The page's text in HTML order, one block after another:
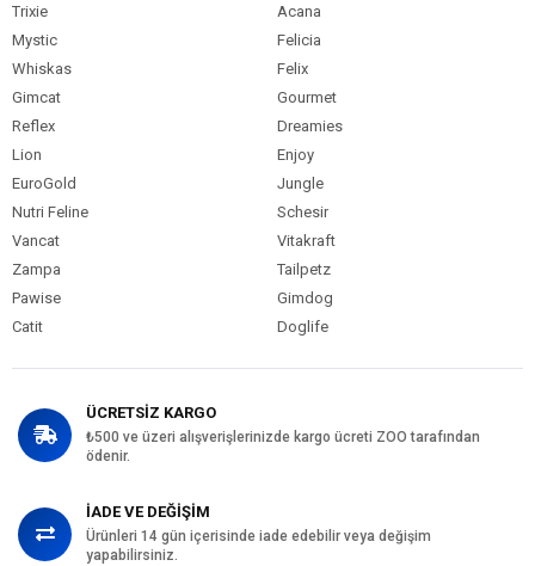
Trixie
Acana
Mystic
Felicia
Whiskas
Felix
Gimcat
Gourmet
Reflex
Dreamies
Lion
Enjoy
EuroGold
Jungle
Nutri Feline
Schesir
Vancat
Vitakraft
Zampa
Tailpetz
Pawise
Gimdog
Catit
Doglife
ÜCRETSİZ KARGO
₺500 ve üzeri alışverişlerinizde kargo ücreti ZOO tarafından
ödenir.
İADE VE DEĞİŞİM
Ürünleri 14 gün içerisinde iade edebilir veya değişim
yapabilirsiniz.